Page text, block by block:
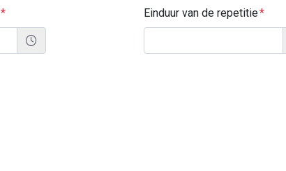
Einduur van de repetitie